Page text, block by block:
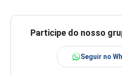
Participe do nosso
Seguir no